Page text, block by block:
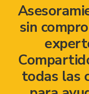
sin
todas las